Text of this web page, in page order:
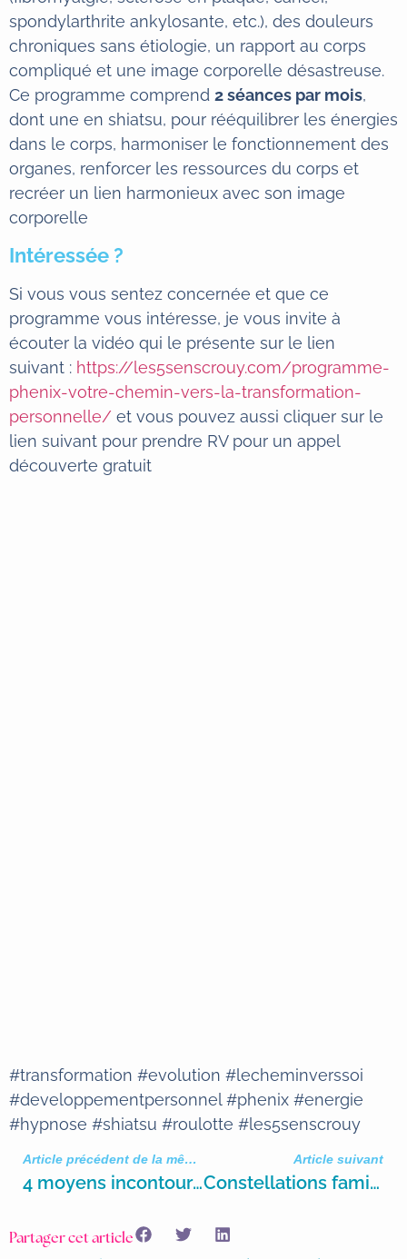
spondylarthrite ankylosante, etc.), des douleurs
chroniques sans étiologie, un rapport au corps
compliqué et une image corporelle désastreuse.
Ce programme comprend 2 séances par mois,
dont une en shiatsu, pour rééquilibrer les énergies
dans le corps, harmoniser le fonctionnement des
organes, renforcer les ressources du corps et
recréer un lien harmonieux avec son image
corporelle
Intéressée ?
Si vous vous sentez concernée et que ce
programme vous intéresse, je vous invite à
écouter la vidéo qui le présente sur le lien
suivant : https://les5senscrouy.com/programme-
phenix-votre-chemin-vers-la-transformation-
personnelle/ et vous pouvez aussi cliquer sur le
lien suivant pour prendre RV pour un appel
découverte gratuit
#transformation #evolution #lecheminverssoi
#developpementpersonnel #phenix #energie
#hypnose #shiatsu #roulotte #les5senscrouy
Article précédent de la même catégorie
4 moyens incontournables pour faire un burnout !
Article suivant
Constellations familiales: guérir le transgénérationnel
Partager cet article